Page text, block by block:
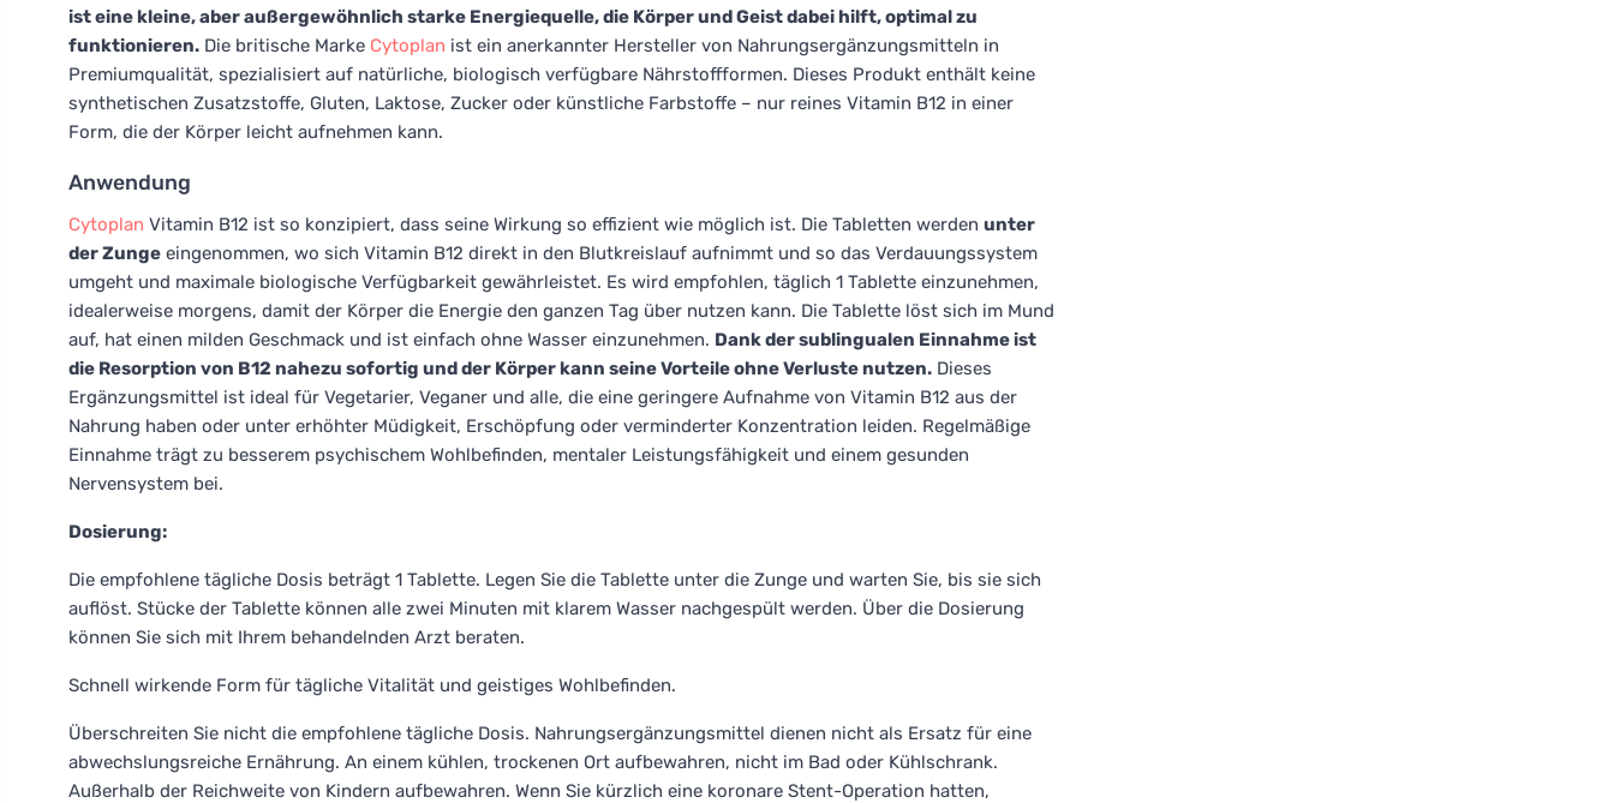
ist eine kleine, aber außergewöhnlich starke Energiequelle, die Körper und Geist dabei hilft, optimal zu
funktionieren. Die britische Marke Cytoplan ist ein anerkannter Hersteller von Nahrungsergänzungsmitteln in
Premiumqualität, spezialisiert auf natürliche, biologisch verfügbare Nährstoffformen. Dieses Produkt enthält keine
synthetischen Zusatzstoffe, Gluten, Laktose, Zucker oder künstliche Farbstoffe – nur reines Vitamin B12 in einer
Form, die der Körper leicht aufnehmen kann.
Anwendung
Cytoplan Vitamin B12 ist so konzipiert, dass seine Wirkung so effizient wie möglich ist. Die Tabletten werden unter
der Zunge eingenommen, wo sich Vitamin B12 direkt in den Blutkreislauf aufnimmt und so das Verdauungssystem
umgeht und maximale biologische Verfügbarkeit gewährleistet. Es wird empfohlen, täglich 1 Tablette einzunehmen,
idealerweise morgens, damit der Körper die Energie den ganzen Tag über nutzen kann. Die Tablette löst sich im Mund
auf, hat einen milden Geschmack und ist einfach ohne Wasser einzunehmen. Dank der sublingualen Einnahme ist
die Resorption von B12 nahezu sofortig und der Körper kann seine Vorteile ohne Verluste nutzen. Dieses
Ergänzungsmittel ist ideal für Vegetarier, Veganer und alle, die eine geringere Aufnahme von Vitamin B12 aus der
Nahrung haben oder unter erhöhter Müdigkeit, Erschöpfung oder verminderter Konzentration leiden. Regelmäßige
Einnahme trägt zu besserem psychischem Wohlbefinden, mentaler Leistungsfähigkeit und einem gesunden
Nervensystem bei.
Dosierung:
Die empfohlene tägliche Dosis beträgt 1 Tablette. Legen Sie die Tablette unter die Zunge und warten Sie, bis sie sich
auflöst. Stücke der Tablette können alle zwei Minuten mit klarem Wasser nachgespült werden. Über die Dosierung
können Sie sich mit Ihrem behandelnden Arzt beraten.
Schnell wirkende Form für tägliche Vitalität und geistiges Wohlbefinden.
Überschreiten Sie nicht die empfohlene tägliche Dosis. Nahrungsergänzungsmittel dienen nicht als Ersatz für eine
abwechslungsreiche Ernährung. An einem kühlen, trockenen Ort aufbewahren, nicht im Bad oder Kühlschrank.
Außerhalb der Reichweite von Kindern aufbewahren. Wenn Sie kürzlich eine koronare Stent-Operation hatten,